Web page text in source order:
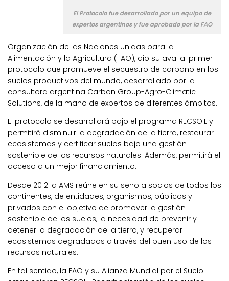
El Protocolo fue desarrollado por un equipo de
expertos argentinos y fue aprobado por la FAO
Organización de las Naciones Unidas para la
Alimentación y la Agricultura (FAO), dio su aval al primer
protocolo que promueve el secuestro de carbono en los
suelos productivos del mundo, desarrollado por la
consultora argentina Carbon Group-Agro-Climatic
Solutions, de la mano de expertos de diferentes ámbitos.
El protocolo se desarrollará bajo el programa RECSOIL y
permitirá disminuir la degradación de la tierra, restaurar
ecosistemas y certificar suelos bajo una gestión
sostenible de los recursos naturales. Además, permitirá el
acceso a un mejor financiamiento.
Desde 2012 la AMS reúne en su seno a socios de todos los
continentes, de entidades, organismos, públicos y
privados con el objetivo de promover la gestión
sostenible de los suelos, la necesidad de prevenir y
detener la degradación de la tierra, y recuperar
ecosistemas degradados a través del buen uso de los
recursos naturales.
En tal sentido, la FAO y su Alianza Mundial por el Suelo